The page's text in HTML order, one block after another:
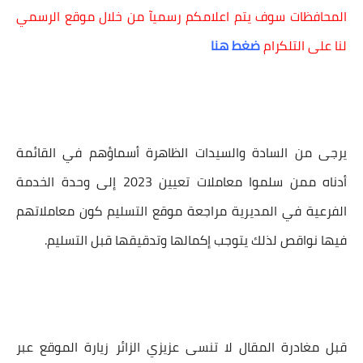
المحافظات سوف يتم اعلامكم رسميآ من خلال موقع الرسمي
لنا على التلكرامضغط هنا
يرجى من السادة والسيدات الظاهرة أسماؤهم في القائمة
أدناه ممن سلموا معاملات تعيين 2023
إلى وحدة الخدمة
الفرعية في المديرية مراجعة موقع التسليم كون معاملاتهم
فيها نواقص لذلك يتوجب إكمالها وتدقيقها قبل التسليم.
قبل مغادرة المقال لا تنسى عزيزي الزائر زيارة الموقع عبر